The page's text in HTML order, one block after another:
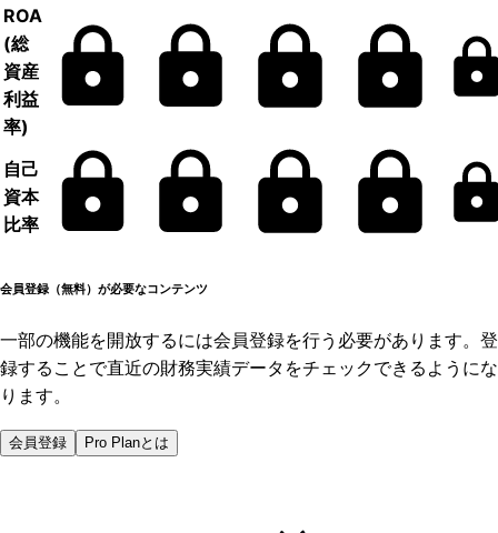
ROA
(総
資産
利益
率)
自己
資本
比率
会員登録（無料）が必要なコンテンツ
一部の機能を開放するには会員登録を行う必要があります。登
録することで直近の財務実績データをチェックできるようにな
ります。
会員登録 Pro Planとは